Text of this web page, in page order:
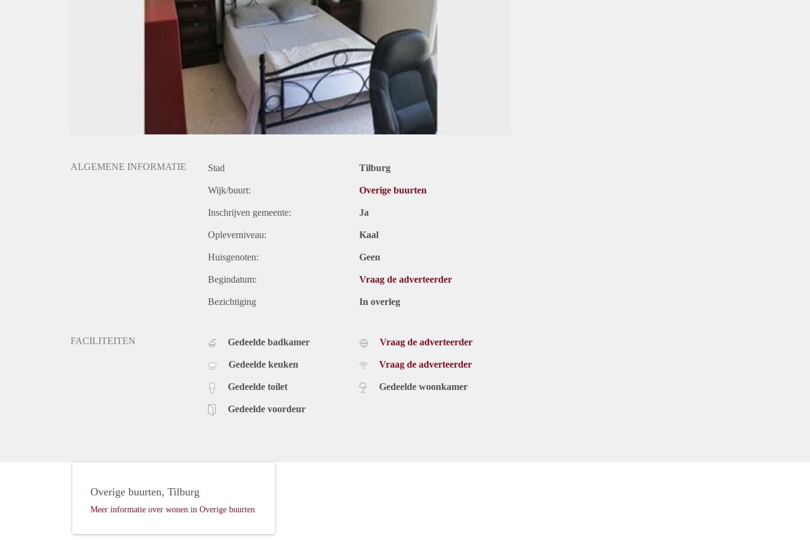
ALGEMENE INFORMATIE Stad Tilburg
Wijk/buurt: Overige buurten
Inschrijven gemeente: Ja
Opleverniveau: Kaal
Huisgenoten: Geen
Begindatum: Vraag de adverteerder
Bezichtiging In overleg
FACILITEITEN Gedeelde badkamer
Gedeelde keuken
Gedeelde toilet
Gedeelde voordeur
Vraag de adverteerder
Vraag de adverteerder
Gedeelde woonkamer
Overige buurten, Tilburg
Meer informatie over wonen in Overige buurten